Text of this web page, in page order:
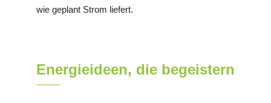
wie geplant Strom liefert.
Energieideen, die begeistern